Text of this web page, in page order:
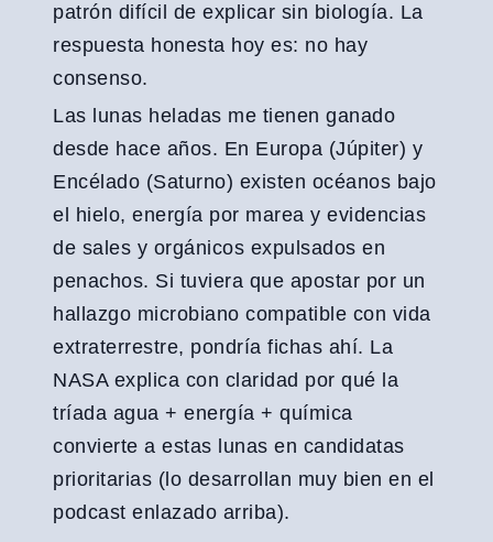
patrón difícil de explicar sin biología. La
respuesta honesta hoy es: no hay
consenso.
Las lunas heladas me tienen ganado
desde hace años. En Europa (Júpiter) y
Encélado (Saturno) existen océanos bajo
el hielo, energía por marea y evidencias
de sales y orgánicos expulsados en
penachos. Si tuviera que apostar por un
hallazgo microbiano compatible con vida
extraterrestre, pondría fichas ahí. La
NASA explica con claridad por qué la
tríada agua + energía + química
convierte a estas lunas en candidatas
prioritarias (lo desarrollan muy bien en el
podcast enlazado arriba).